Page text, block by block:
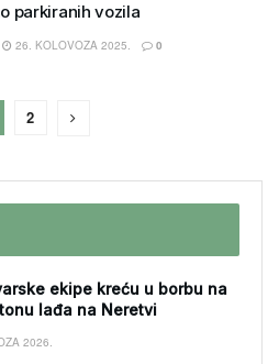
parkiranih vozila
26. KOLOVOZA 2025. 0
2
ekipe kreću u borbu na
lađa na Neretvi
2026.